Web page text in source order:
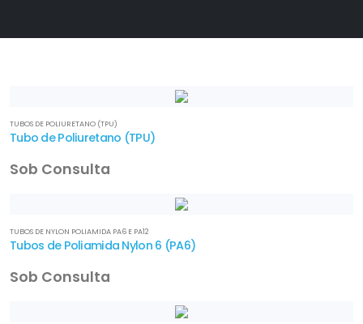
TUBOS DE POLIURETANO (TPU)
Tubo de Poliuretano (TPU)
Sob Consulta
TUBOS DE NYLON POLIAMIDA PA6 E PA12
Tubos de Poliamida Nylon 6 (PA6)
Sob Consulta